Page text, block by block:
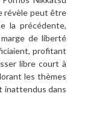
révèle peut être
la précédente,
de liberté
profitant
libre court à
les thèmes
inattendus dans